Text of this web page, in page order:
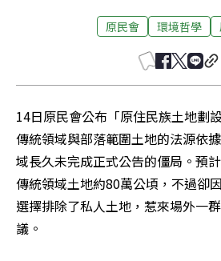
原民會 環境哲學
14日原民會公布「原住民族土地劃
傳統領域與部落範圍土地的法源依
域長久未完成正式公告的僵局。預
傳統領域土地約80萬公頃，不過卻
選擇排除了私人土地，惹來場外一
議。